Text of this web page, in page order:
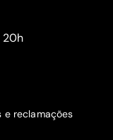
20h
e reclamações